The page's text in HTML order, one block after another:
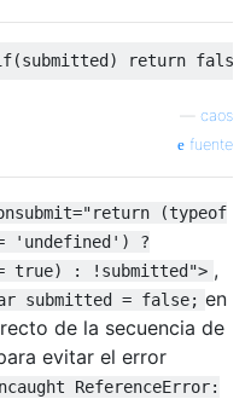
return
caos
fuente
(typeof
'undefined') ?
true) : !submitted"> ,
submitted = false; en
de la secuencia de
evitar el error
ReferenceError: